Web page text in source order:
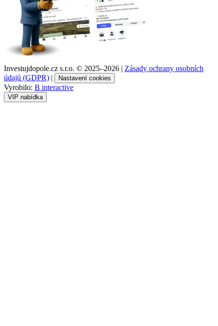
Investujdopole.cz s.r.o. © 2025–2026 | Zásady ochrany osobních
údajů (GDPR) | Nastavení cookies
Vyrobilo: B interactive
VIP nabídka